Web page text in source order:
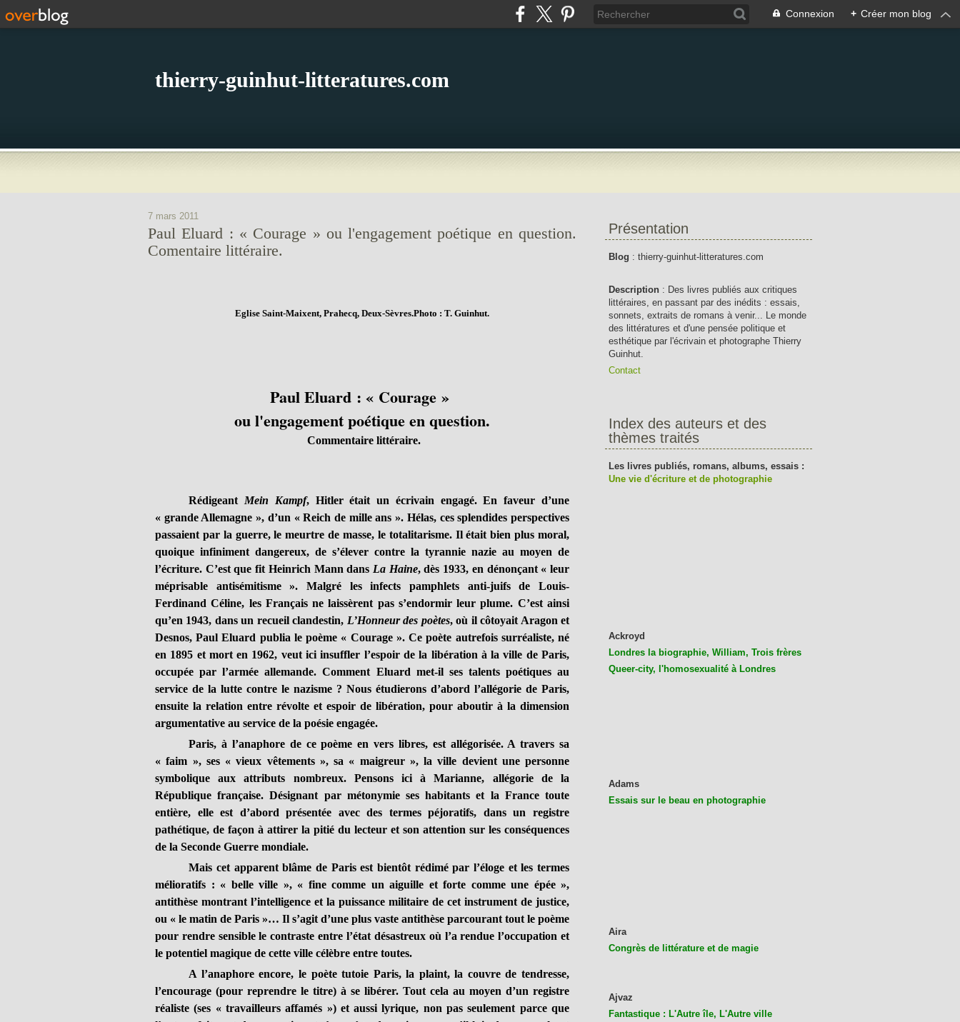
Connexion + Créer mon blog
thierry-guinhut-litteratures.com
7 mars 2011
Paul Eluard : « Courage » ou l'engagement poétique en question.
Comentaire littéraire.
Eglise Saint-Maixent, Prahecq, Deux-Sèvres.Photo : T. Guinhut.
Paul Eluard : « Courage »
ou l'engagement poétique en question.
Commentaire littéraire.
Rédigeant Mein Kampf, Hitler était un écrivain engagé. En faveur d’une
« grande Allemagne », d’un « Reich de mille ans ». Hélas, ces splendides perspectives
passaient par la guerre, le meurtre de masse, le totalitarisme. Il était bien plus moral,
quoique infiniment dangereux, de s’élever contre la tyrannie nazie au moyen de
l’écriture. C’est que fit Heinrich Mann dans La Haine, dès 1933, en dénonçant « leur
méprisable antisémitisme ». Malgré les infects pamphlets anti-juifs de Louis-
Ferdinand Céline, les Français ne laissèrent pas s’endormir leur plume. C’est ainsi
qu’en 1943, dans un recueil clandestin, L’Honneur des poètes, où il côtoyait Aragon et
Desnos, Paul Eluard publia le poème « Courage ». Ce poète autrefois surréaliste, né
en 1895 et mort en 1962, veut ici insuffler l’espoir de la libération à la ville de Paris,
occupée par l’armée allemande. Comment Eluard met-il ses talents poétiques au
service de la lutte contre le nazisme ? Nous étudierons d’abord l’allégorie de Paris,
ensuite la relation entre révolte et espoir de libération, pour aboutir à la dimension
argumentative au service de la poésie engagée.
Paris, à l’anaphore de ce poème en vers libres, est allégorisée. A travers sa
« faim », ses « vieux vêtements », sa « maigreur », la ville devient une personne
symbolique aux attributs nombreux. Pensons ici à Marianne, allégorie de la
République française. Désignant par métonymie ses habitants et la France toute
entière, elle est d’abord présentée avec des termes péjoratifs, dans un registre
pathétique, de façon à attirer la pitié du lecteur et son attention sur les conséquences
de la Seconde Guerre mondiale.
Mais cet apparent blâme de Paris est bientôt rédimé par l’éloge et les termes
mélioratifs : « belle ville », « fine comme un aiguille et forte comme une épée »,
antithèse montrant l’intelligence et la puissance militaire de cet instrument de justice,
ou « le matin de Paris »… Il s’agit d’une plus vaste antithèse parcourant tout le poème
pour rendre sensible le contraste entre l’état désastreux où l’a rendue l’occupation et
le potentiel magique de cette ville célèbre entre toutes.
A l’anaphore encore, le poète tutoie Paris, la plaint, la couvre de tendresse,
l’encourage (pour reprendre le titre) à se libérer. Tout cela au moyen d’un registre
réaliste (ses « travailleurs affamés ») et aussi lyrique, non pas seulement parce que
Présentation
Blog : thierry-guinhut-litteratures.com
Description : Des livres publiés aux critiques
littéraires, en passant par des inédits : essais,
sonnets, extraits de romans à venir... Le monde
des littératures et d'une pensée politique et
esthétique par l'écrivain et photographe Thierry
Guinhut.
Contact
Index des auteurs et des
thèmes traités
Les livres publiés, romans, albums, essais :
Une vie d'écriture et de photographie
Ackroyd
Londres la biographie, William, Trois frères
Queer-city, l'homosexualité à Londres
Adams
Essais sur le beau en photographie
Aira
Congrès de littérature et de magie
Ajvaz
Fantastique : L'Autre île, L'Autre ville